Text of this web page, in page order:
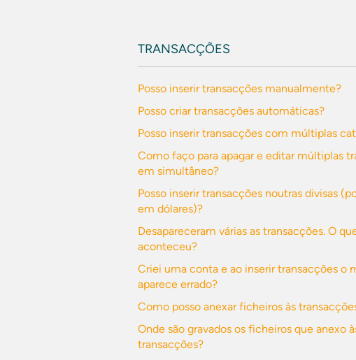
TRANSACÇÕES
Posso inserir transacções manualmente?
Posso criar transacções automáticas?
Posso inserir transacções com múltiplas
Como faço para apagar e editar múltiplas
em simultâneo?
Posso inserir transacções noutras divisas
em dólares)?
Desapareceram várias as transacções. O
aconteceu?
Criei uma conta e ao inserir transacções o
aparece errado?
Como posso anexar ficheiros às
Onde são gravados os ficheiros que anexo
transacções?